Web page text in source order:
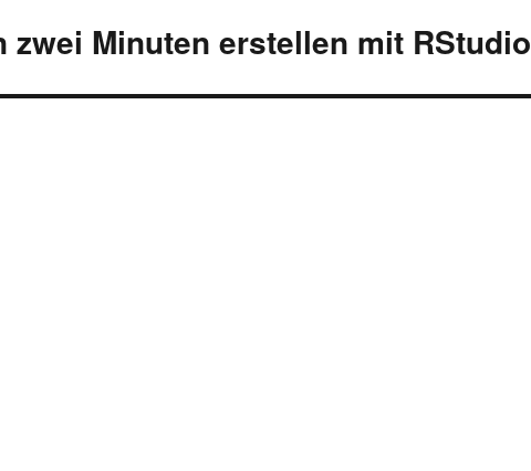
zwei Minuten erstellen mit RStudio